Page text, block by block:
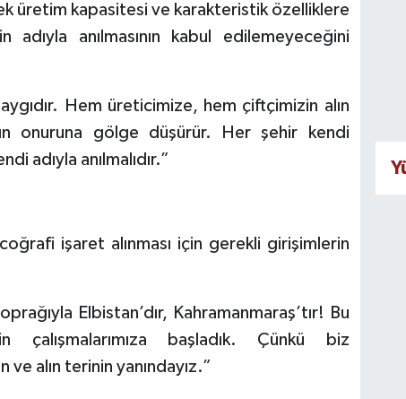
üretim kapasitesi ve karakteristik özelliklere
anılmasının kabul edilemeyeceğini
Hem üreticimize, hem çiftçimizin alın
onuruna gölge düşürür. Her şehir kendi
adıyla anılmalıdır.”
işaret alınması için gerekli girişimlerin
Elbistan’dır, Kahramanmaraş’tır! Bu
başladık. Çünkü biz
ve alın terinin yanındayız.”